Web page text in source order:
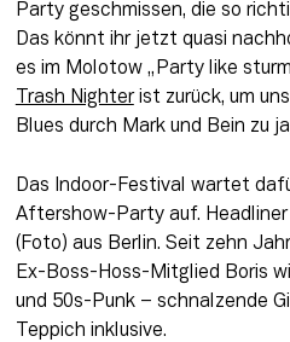
Party geschmissen, die so
Das könnt ihr jetzt quasi
es im Molotow „Party like
Trash Nighter ist zurück, um
Blues durch Mark und Bein zu
Das Indoor-Festival wartet
Aftershow-Party auf.
(Foto) aus Berlin. Seit zehn
Ex-Boss-Hoss-Mitglied Boris
und 50s-Punk – schnalzende
Teppich inklusive.